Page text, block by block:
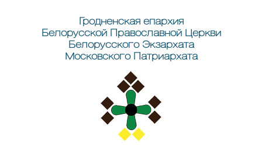
Гродненская епархия
Белорусской Православной Церкви
Белорусского Экзархата
Московского Патриархата